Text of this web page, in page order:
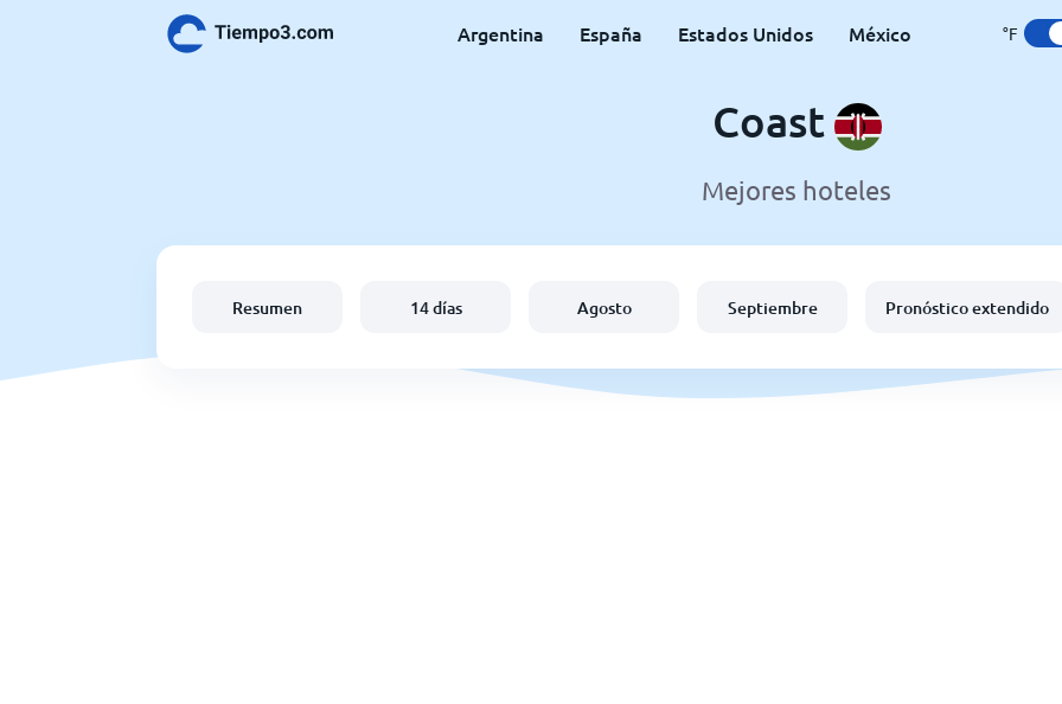
Argentina España Estados Unidos México °F
Coast
Mejores hoteles
Resumen 14 días Agosto Septiembre Pronóstico extendido